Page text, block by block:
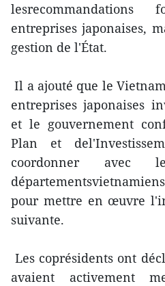
entreprises japonaises,
gestion de l'État.
Il a ajouté que le
entreprises japonaises
et le gouvernement
Plan et
coordonner avec
pour mettre en œuvre
suivante.
Les coprésidents ont
avaient activement